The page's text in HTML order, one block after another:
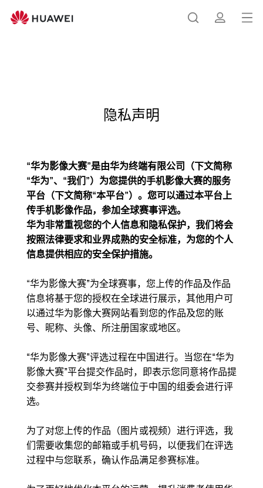
打
隐私声明
“华为影像大赛”是由华为终端有限公司（下文简称
“华为”、“我们”）为您提供的手机影像大赛的服务
平台（下文简称“本平台”）。您可以通过本平台上
传手机影像作品，参加全球赛事评选。
华为非常重视您的个人信息和隐私保护，我们将会
按照法律要求和业界成熟的安全标准，为您的个人
信息提供相应的安全保护措施。
“华为影像大赛”为全球赛事，您上传的作品及作品
信息将基于您的授权在全球进行展示，其他用户可
以通过华为影像大赛网站看到您的作品及您的账
号、昵称、头像、所注册国家或地区。
“华为影像大赛”评选过程在中国进行。当您在“华为
影像大赛”平台提交作品时，即表示您同意将作品提
交参赛并授权到华为终端位于中国的组委会进行评
选。
为了对您上传的作品（图片或视频）进行评选，我
们需要收集您的邮箱或手机号码，以便我们在评选
过程中与您联系，确认作品满足参赛标准。